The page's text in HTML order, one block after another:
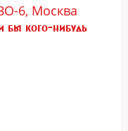
6, Москва
бы кого-нибудь